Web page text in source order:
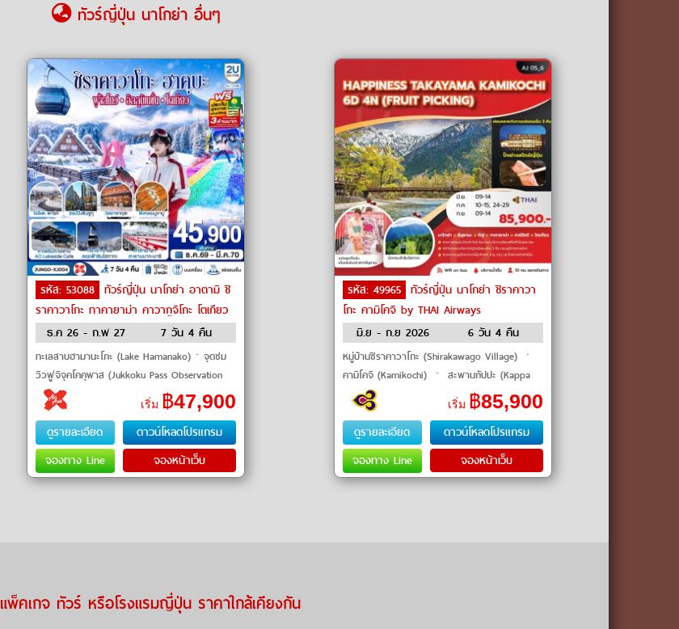
ทัวร์ญี่ปุ่น นาโกย่า อื่นๆ
รหัส: 53088 ทัวร์ญี่ปุ่น นาโกย่า อาตามิ ชิ
ราคาวาโกะ ทาคายาม่า คาวากูจิโกะ โตเกียว
by Air Asia X
ธ.ค 26 - ก.พ 27 7 วัน 4 คืน
ทะเลสาบฮามานะโกะ (Lake Hamanako)ㆍจุดชม
วิวฟูจิจุคโคคุพาส (Jukkoku Pass Observation
Deck)ㆍแม่น้ำอิโตะกาวะ (Itogawa River)ㆍศาล
เจ้าคิโนะมิยะ (Kinomiya Shrine)�
เริ่ม ฿47,900
ดูรายละเอียด
ดาวน์โหลดโปรแกรม
จองทาง Line
จองหน้าเว็บ
รหัส: 49965 ทัวร์ญี่ปุ่น นาโกย่า ชิราคาวา
โกะ คามิโคจิ by THAI Airways
มิ.ย - ก.ย 2026
6 วัน 4 คืน
หมู่บ้านชิราคาวาโกะ (Shirakawago Village) ㆍ
คามิโคจิ (Kamikochi) ㆍ สะพานกัปปะ (Kappa
Bridge) ㆍ ปราสาทอินุยามะ (Inuyama Castle)
ㆍ วัดอาซากุสะ (Asakusa Temple) #เที
เริ่ม ฿85,900
ดูรายละเอียด
ดาวน์โหลดโปรแกรม
จองทาง Line
จองหน้าเว็บ
แพ็คเกจ ทัวร์ หรือโรงแรมญี่ปุ่น ราคาใกล้เคียงกัน